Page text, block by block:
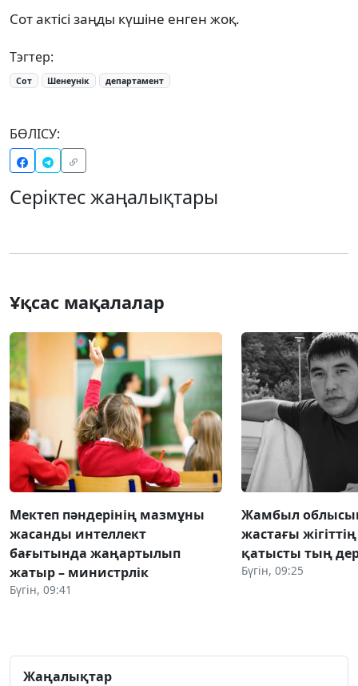
Сот актісі заңды күшіне енген жоқ.
Тэгтер:
Сот Шенеунік департамент
БӨЛІСУ:
Серіктес жаңалықтары
Ұқсас мақалалар
Мектеп пәндерінің мазмұны
жасанды интеллект
бағытында жаңартылып
жатыр – министрлік
Бүгін, 09:41
Жамбыл
жастағы
қатысты тың
Бүгін, 09:25
Жаңалықтар